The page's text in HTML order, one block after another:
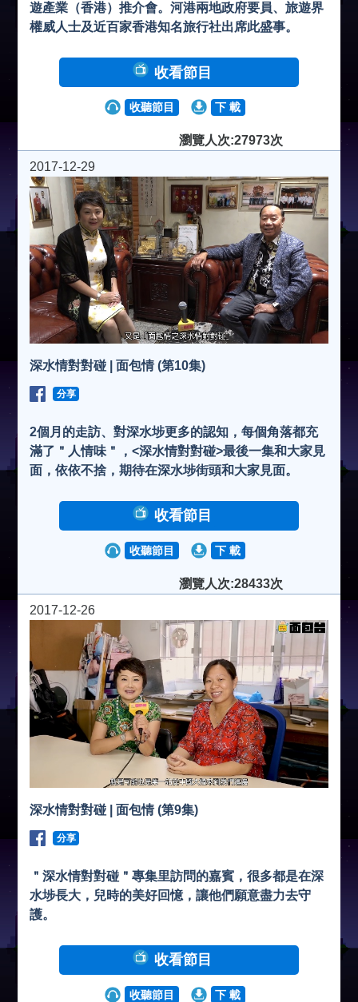
遊產業（香港）推介會。河港兩地政府要員、旅遊界
權威人士及近百家香港知名旅行社出席此盛事。
收看節目
收聽節目 下 載
瀏覽人次:27973次
2017-12-29
深水情對對碰 | 面包情 (第10集)
分享
2個月的走訪、對深水埗更多的認知，每個角落都充
滿了＂人情味＂，<深水情對對碰>最後一集和大家見
面，依依不捨，期待在深水埗街頭和大家見面。
收看節目
收聽節目 下 載
瀏覽人次:28433次
2017-12-26
深水情對對碰 | 面包情 (第9集)
分享
＂深水情對對碰＂專集里訪問的嘉賓，很多都是在深
水埗長大，兒時的美好回憶，讓他們願意盡力去守
護。
收看節目
收聽節目 下 載